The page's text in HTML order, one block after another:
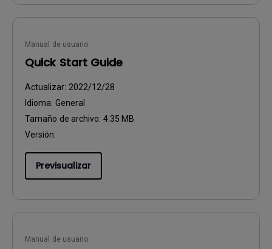
Manual de usuario
Quick Start Guide
Actualizar: 2022/12/28
Idioma: General
Tamaño de archivo: 4.35 MB
Versión:
Previsualizar
Manual de usuario